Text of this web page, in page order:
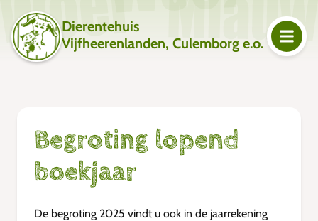
Dierentehuis
Vijfheerenlanden, Culemborg e.o.
Begroting lopend
boekjaar
De begroting 2025 vindt u ook in de jaarrekening